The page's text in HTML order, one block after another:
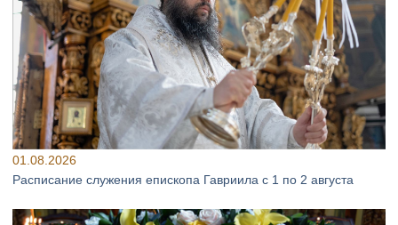
01.08.2026
Расписание служения епископа Гавриила с 1 по 2 августа